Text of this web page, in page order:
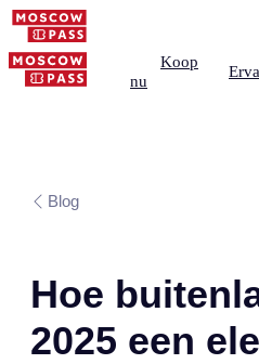
Koop
nu
Blog
Hoe
2025 een